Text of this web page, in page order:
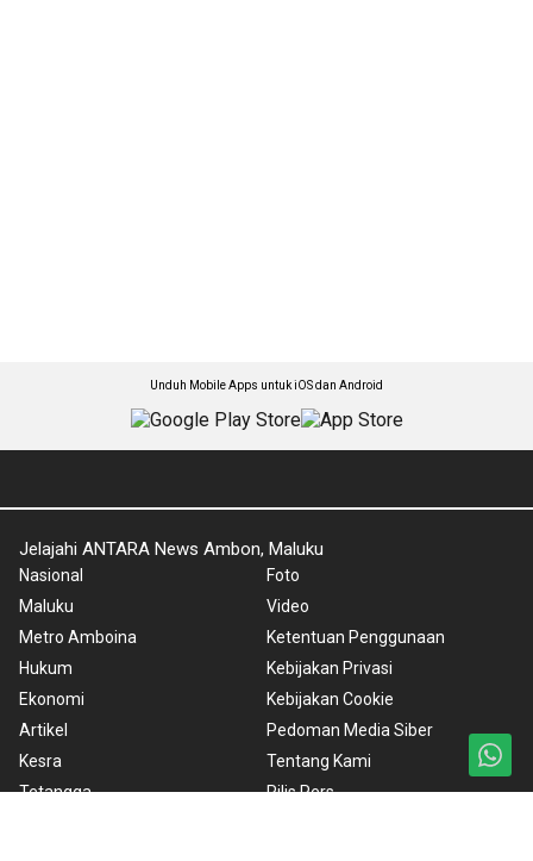
Unduh Mobile Apps untuk iOS dan Android
Jelajahi ANTARA News Ambon, Maluku
Nasional
Maluku
Metro Amboina
Hukum
Ekonomi
Artikel
Kesra
Tetangga
Foto
Video
Ketentuan Penggunaan
Kebijakan Privasi
Kebijakan Cookie
Pedoman Media Siber
Tentang Kami
Rilis Pers